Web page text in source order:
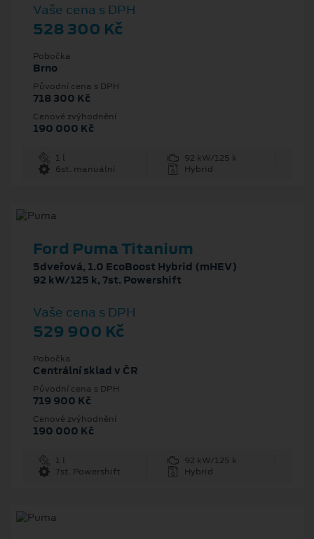
Vaše cena s DPH
528 300 Kč
Pobočka
Brno
Původní cena s DPH
718 300 Kč
Cenové zvýhodnění
190 000 Kč
1 l
92 kW/125 k
6st. manuální
Hybrid
Ford Puma Titanium
5dveřová, 1.0 EcoBoost Hybrid (mHEV)
92 kW/125 k, 7st. Powershift
Vaše cena s DPH
529 900 Kč
Pobočka
Centrální sklad v ČR
Původní cena s DPH
719 900 Kč
Cenové zvýhodnění
190 000 Kč
1 l
92 kW/125 k
7st. Powershift
Hybrid